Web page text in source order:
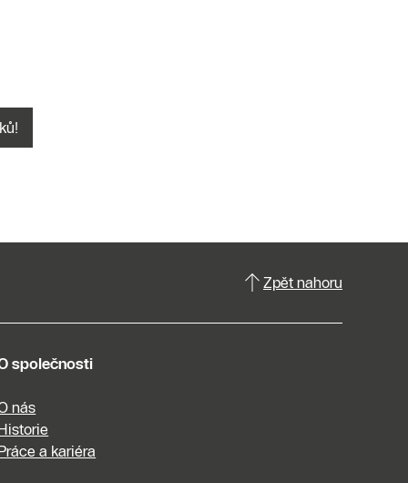
Zpět nahoru
společnosti
nás
a kariéra